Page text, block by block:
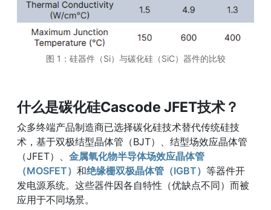
图 1：硅器件（Si）与碳化硅（SiC）器件的比较
什么是碳化硅Cascode JFET技术？
众多终端产品制造商已选择碳化硅技术替代传统硅技
术，基于双极结型晶体管（BJT）、结型场效应晶体管
（JFET）、 金属氧化物半导体场效应晶体管
（MOSFET） 和绝缘栅双极晶体管（IGBT） 等器件开
发电源系统。这些器件因各自特性（优缺点不同）而被
应用于不同场景。